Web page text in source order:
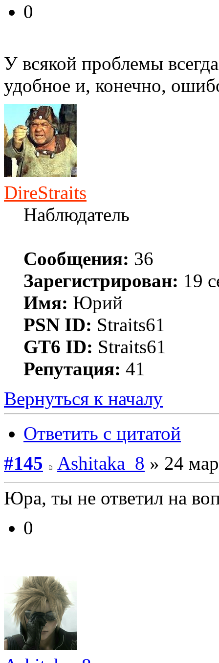
0
У всякой проблемы
удобное и, конечно,
DireStraits
Наблюдатель
Сообщения: 36
Зарегистрирован: 19
Имя: Юрий
PSN ID: Straits61
GT6 ID: Straits61
Репутация: 41
Вернуться к началу
Ответить с цитатой
#145
Ashitaka_8 » 24
Юра, ты не ответил на
0